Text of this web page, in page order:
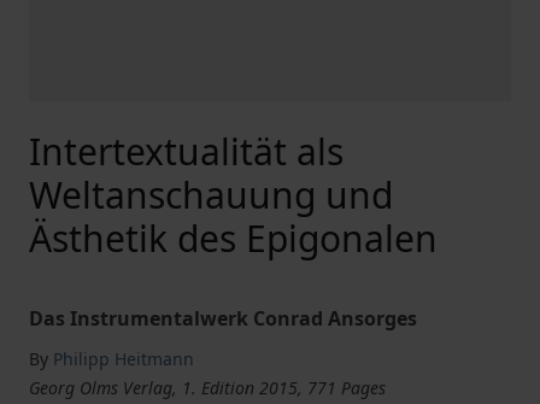
Intertextualität als
Weltanschauung und
Ästhetik des Epigonalen
Das Instrumentalwerk Conrad Ansorges
By Philipp Heitmann
Georg Olms Verlag, 1. Edition 2015, 771 Pages